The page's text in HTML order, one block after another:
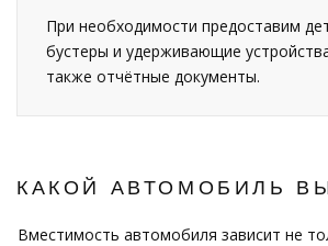
При необходимости предоставим
бустеры и удерживающие
также отчётные документы.
КАКОЙ АВТОМОБИЛЬ
Вместимость автомобиля зависит не